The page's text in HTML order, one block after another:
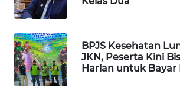
BPJS Kesehatan
JKN, Peserta Kini
Harian untuk Bayar
WATCH
MKLI
LPKKI